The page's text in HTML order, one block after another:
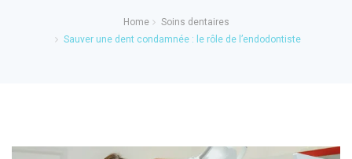
Home
Soins dentaires
Sauver une dent condamnée : le rôle de l’endodontiste